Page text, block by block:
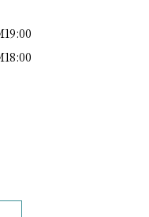
19:00
18:00